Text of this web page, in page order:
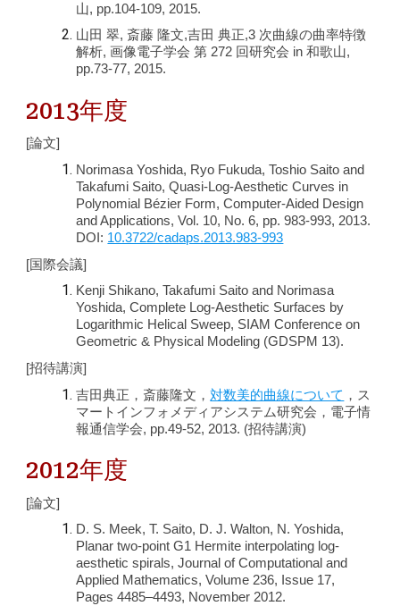
山, pp.104-109, 2015.
山田 翠, 斎藤 隆文,吉田 典正,3 次曲線の曲率特徴
解析, 画像電子学会 第 272 回研究会 in 和歌山,
pp.73-77, 2015.
2013年度
[論文]
Norimasa Yoshida, Ryo Fukuda, Toshio Saito and
Takafumi Saito, Quasi-Log-Aesthetic Curves in
Polynomial Bézier Form, Computer-Aided Design
and Applications, Vol. 10, No. 6, pp. 983-993, 2013.
DOI: 10.3722/cadaps.2013.983-993
[国際会議]
Kenji Shikano, Takafumi Saito and Norimasa
Yoshida, Complete Log-Aesthetic Surfaces by
Logarithmic Helical Sweep, SIAM Conference on
Geometric & Physical Modeling (GDSPM 13).
[招待講演]
吉田典正，斎藤隆文，対数美的曲線について ，ス
マートインフォメディアシステム研究会，電子情
報通信学会, pp.49-52, 2013. (招待講演)
2012年度
[論文]
D. S. Meek, T. Saito, D. J. Walton, N. Yoshida,
Planar two-point G1 Hermite interpolating log-
aesthetic spirals, Journal of Computational and
Applied Mathematics, Volume 236, Issue 17,
Pages 4485–4493, November 2012.